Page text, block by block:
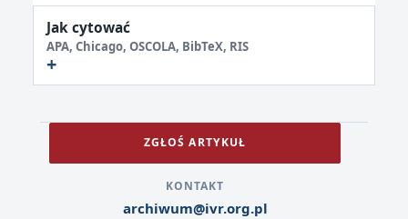
Jak cytować
APA, Chicago, OSCOLA, BibTeX, RIS
ZGŁOŚ ARTYKUŁ
KONTAKT
archiwum@ivr.org.pl